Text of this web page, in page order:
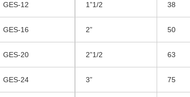
GES-12
GES-16
GES-20
GES-24
1”1/2 38
2” 50
2”1/2 63
3” 75